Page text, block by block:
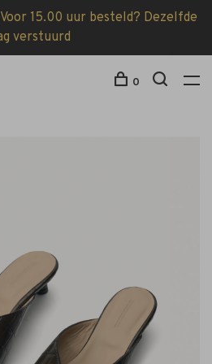
15.00 uur besteld? Dezelfde
verstuurd
0